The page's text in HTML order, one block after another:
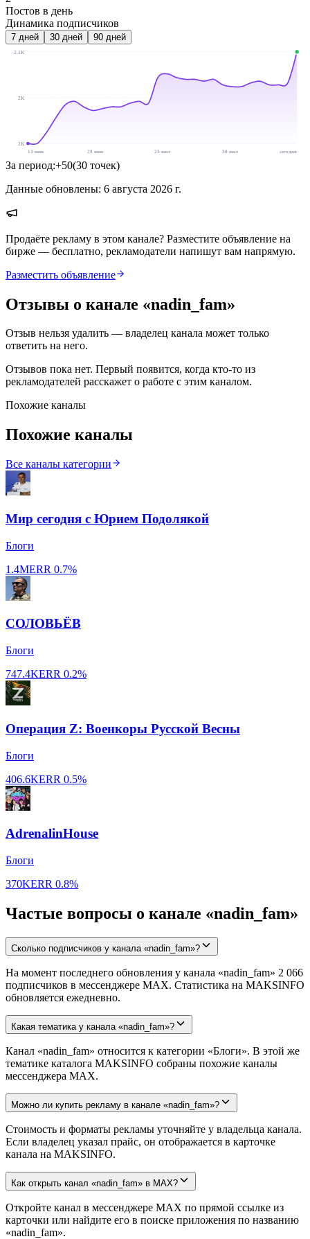
Постов в день
Динамика подписчиков
7 дней 30 дней 90 дней
2.1K
2K
2K
13 июн
20 июн 23 июл 30 июл сегодня
За период:+50(30 точек)
Данные обновлены: 6 августа 2026 г.
Продаёте рекламу в этом канале? Разместите объявление на
бирже — бесплатно, рекламодатели напишут вам напрямую.
Разместить объявление
Отзывы о канале «nadin_fam»
Отзыв нельзя удалить — владелец канала может только
ответить на него.
Отзывов пока нет. Первый появится, когда кто-то из
рекламодателей расскажет о работе с этим каналом.
Похожие каналы
Похожие каналы
Все каналы категории
Мир сегодня с Юрием Подолякой
Блоги
1.4MERR 0.7%
СОЛОВЬЁВ
Блоги
747.4KERR 0.2%
Операция Z: Военкоры Русской Весны
Блоги
406.6KERR 0.5%
AdrenalinHouse
Блоги
370KERR 0.8%
Частые вопросы о канале «nadin_fam»
Сколько подписчиков у канала «nadin_fam»?
На момент последнего обновления у канала «nadin_fam» 2 066
подписчиков в мессенджере MAX. Статистика на MAKSINFO
обновляется ежедневно.
Какая тематика у канала «nadin_fam»?
Канал «nadin_fam» относится к категории «Блоги». В этой же
тематике каталога MAKSINFO собраны похожие каналы
мессенджера MAX.
Можно ли купить рекламу в канале «nadin_fam»?
Стоимость и форматы рекламы уточняйте у владельца канала.
Если владелец указал прайс, он отображается в карточке
канала на MAKSINFO.
Как открыть канал «nadin_fam» в MAX?
Откройте канал в мессенджере MAX по прямой ссылке из
карточки или найдите его в поиске приложения по названию
«nadin_fam».